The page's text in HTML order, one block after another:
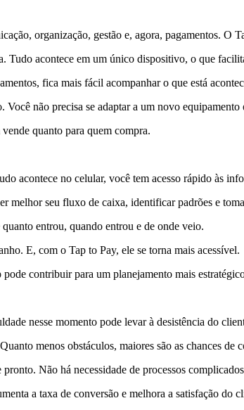
organização, gestão e, agora, pagamentos. O
Tudo acontece em um único dispositivo, o que
fica mais fácil acompanhar o que está
não precisa se adaptar a um novo
quanto para quem compra.
acontece no celular, você tem acesso rápido às
melhor seu fluxo de caixa, identificar padrões e
entrou, quando entrou e de onde veio.
E, com o Tap to Pay, ele se torna mais acessível.
contribuir para um planejamento mais
nesse momento pode levar à desistência do
menos obstáculos, maiores são as chances de
Não há necessidade de processos
a taxa de conversão e melhora a satisfação do